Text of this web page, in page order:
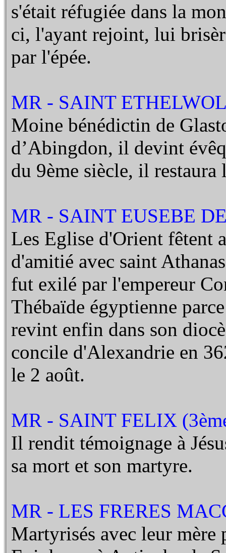
s'était réfugiée dans la
ci, l'ayant rejoint, lui
par l'épée.
MR - SAINT
Moine bénédictin de
d’Abingdon, il devint
du 9ème siècle, il restaura
MR - SAINT EUSEBE
Les Eglise d'Orient fêtent
d'amitié avec saint
fut exilé par l'empereur
Thébaïde égyptienne
revint enfin dans son
concile d'Alexandrie en
le 2 août.
MR - SAINT FELIX
Il rendit témoignage à
sa mort et son martyre.
MR - LES FRERES
Martyrisés avec leur